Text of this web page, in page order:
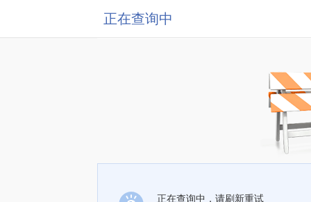
正在查询中
正在查询中，请刷新重试